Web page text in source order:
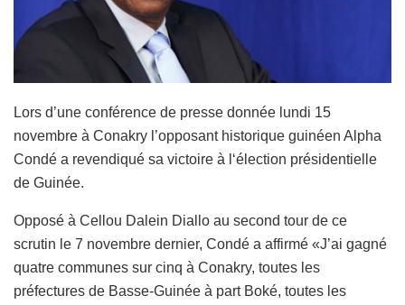
Lors d’une conférence de presse donnée lundi 15
novembre à Conakry l’opposant historique guinéen Alpha
Condé a revendiqué sa victoire à l‘élection présidentielle
de Guinée.
Opposé à Cellou Dalein Diallo au second tour de ce
scrutin le 7 novembre dernier, Condé a affirmé «J’ai gagné
quatre communes sur cinq à Conakry, toutes les
préfectures de Basse-Guinée à part Boké, toutes les